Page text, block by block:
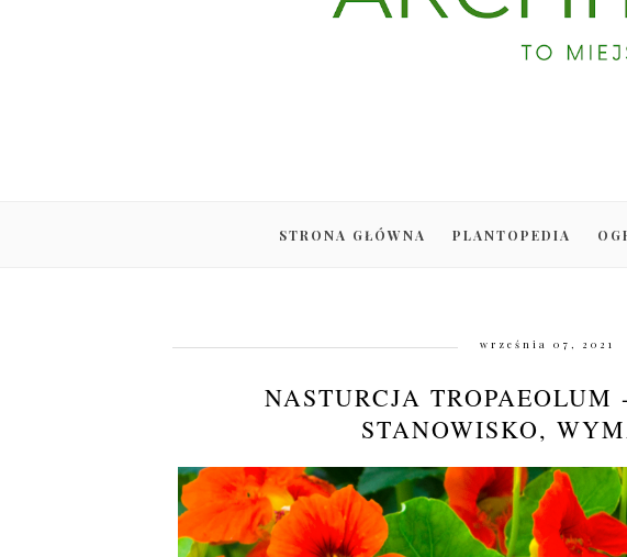
STRONA GŁÓWNA PLANTOPEDIA
września 07, 2021
NASTURCJA TROPAEOLUM
STANOWISKO,